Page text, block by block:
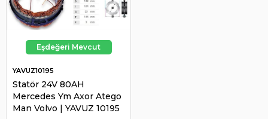
Statör 24V 80AH
Mercedes Ym Axor Atego
Man Volvo | YAVUZ 10195
YAVUZ10195